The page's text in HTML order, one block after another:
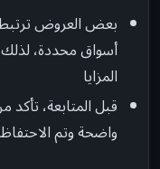
بعض العروض
أسواق محددة،
المزايا
قبل المتابعة،
واضحة وتم